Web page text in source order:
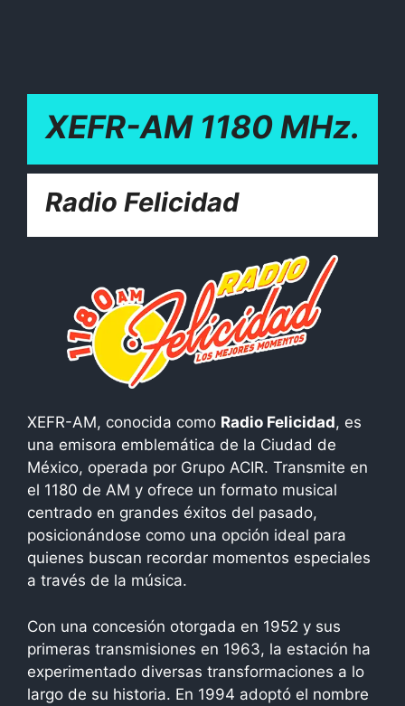
XEFR-AM 1180 MHz.
Radio Felicidad
XEFR-AM, conocida como Radio Felicidad, es
una emisora emblemática de la Ciudad de
México, operada por Grupo ACIR. Transmite en
el 1180 de AM y ofrece un formato musical
centrado en grandes éxitos del pasado,
posicionándose como una opción ideal para
quienes buscan recordar momentos especiales
a través de la música.
Con una concesión otorgada en 1952 y sus
primeras transmisiones en 1963, la estación ha
experimentado diversas transformaciones a lo
largo de su historia. En 1994 adoptó el nombre